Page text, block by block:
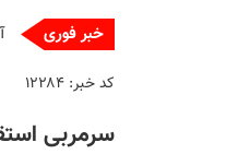
خبر فوری |
کد خبر: ۱۲۲۸۴
سرمربی